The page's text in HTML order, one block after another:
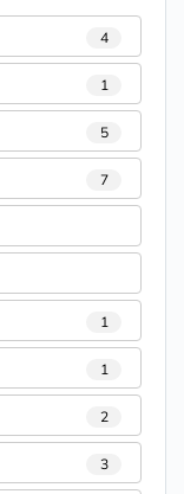
4
1
5
7
1
1
2
3